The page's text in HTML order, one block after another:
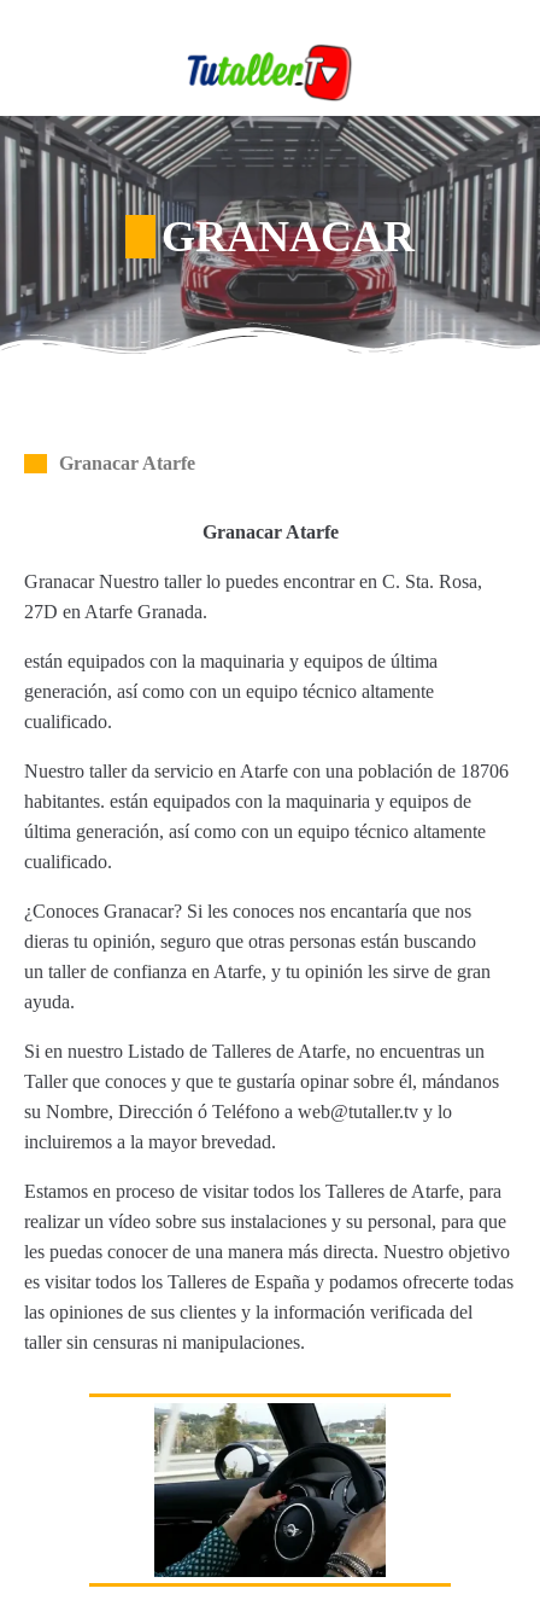
GRANACAR
Granacar Atarfe
Granacar Atarfe
Granacar Nuestro taller lo puedes encontrar en C. Sta. Rosa,
27D en Atarfe Granada.
están equipados con la maquinaria y equipos de última
generación, así como con un equipo técnico altamente
cualificado.
Nuestro taller da servicio en Atarfe con una población de 18706
habitantes. están equipados con la maquinaria y equipos de
última generación, así como con un equipo técnico altamente
cualificado.
¿Conoces Granacar? Si les conoces nos encantaría que nos
dieras tu opinión, seguro que otras personas están buscando
un taller de confianza en Atarfe, y tu opinión les sirve de gran
ayuda.
Si en nuestro Listado de Talleres de Atarfe, no encuentras un
Taller que conoces y que te gustaría opinar sobre él, mándanos
su Nombre, Dirección ó Teléfono a web@tutaller.tv y lo
incluiremos a la mayor brevedad.
Estamos en proceso de visitar todos los Talleres de Atarfe, para
realizar un vídeo sobre sus instalaciones y su personal, para que
les puedas conocer de una manera más directa. Nuestro objetivo
es visitar todos los Talleres de España y podamos ofrecerte todas
las opiniones de sus clientes y la información verificada del
taller sin censuras ni manipulaciones.